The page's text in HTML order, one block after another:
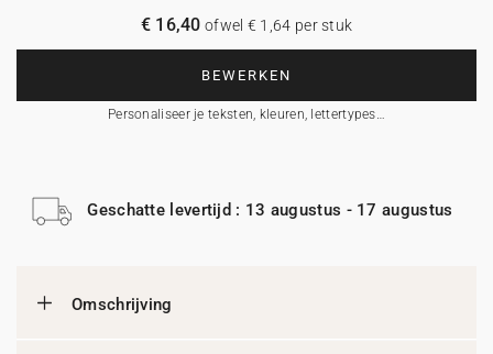
BEWERKEN
Personaliseer je teksten, kleuren, lettertypes…
€ 16,40 ofwel € 1,64 per stuk
Geschatte levertijd : 13 augustus - 17 augustus
Omschrijving